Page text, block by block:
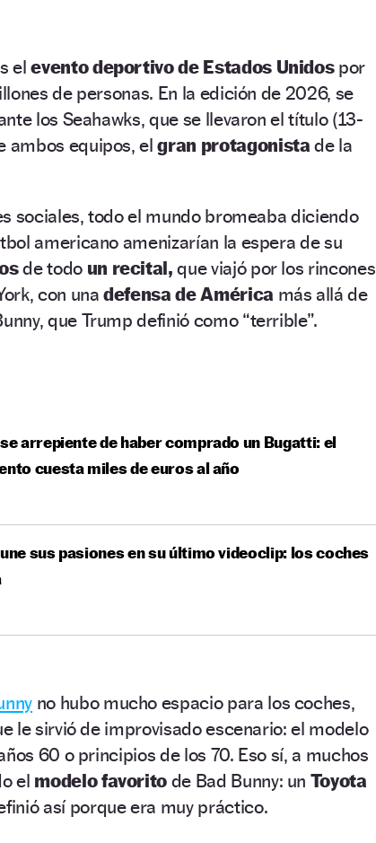
elevento deportivo de Estados Unidos por
de personas. En la edición de 2026, se
los Seahawks, que se llevaron el título (13-
ambos equipos, elgran protagonista de la
sociales, todo el mundo bromeaba diciendo
americano amenizarían la espera de su
de todo un recital,que viajó por los rincones
con unadefensa de América más allá de
que Trump definió como “terrible”.
arrepiente de haber comprado un Bugatti: el
cuesta miles de euros al año
une sus pasiones en su último videoclip: los coches
no hubo mucho espacio para los coches,
le sirvió de improvisado escenario: el modelo
60 o principios de los 70. Eso sí, a muchos
el modelo favorito de Bad Bunny: un Toyota
así porque era muy práctico.